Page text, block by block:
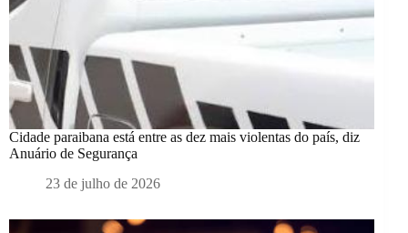
Cidade paraibana está entre as dez mais violentas do país, diz
Anuário de Segurança
23 de julho de 2026